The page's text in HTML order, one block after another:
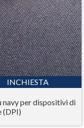
INCHIESTA
per dispositivi di
(DPI)